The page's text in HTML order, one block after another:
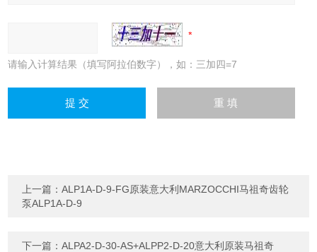
请输入计算结果（填写阿拉伯数字），如：三加四=7
上一篇：ALP1A-D-9-FG原装意大利MARZOCCHI马祖奇齿轮
泵ALP1A-D-9
下一篇：ALPA2-D-30-AS+ALPP2-D-20意大利原装马祖奇